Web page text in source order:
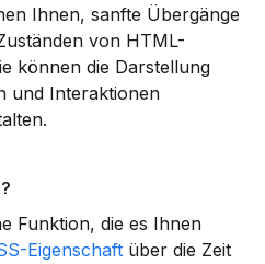
Ihnen, sanfte Übergänge
von HTML-
können die Darstellung
und Interaktionen
Funktion, die es Ihnen
Eigenschaft über die Zeit